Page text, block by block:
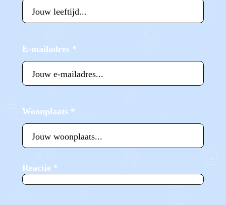
E-mailadres *
Woonplaats *
Reactie *